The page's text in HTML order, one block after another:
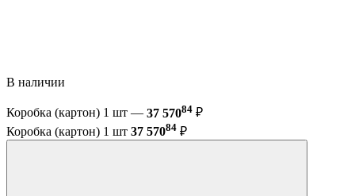
В наличии
Коробка (картон) 1 шт — 37 57084 ₽
Коробка (картон) 1 шт 37 57084 ₽